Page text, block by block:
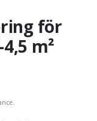
för
m²